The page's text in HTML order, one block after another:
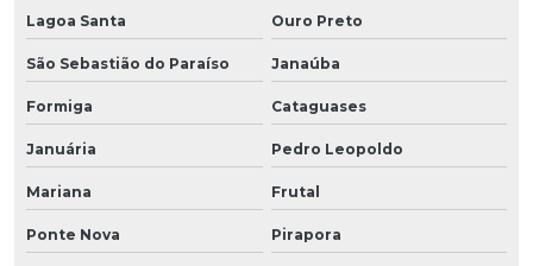
Lagoa Santa Ouro Preto
São Sebastião do Paraíso Janaúba
Formiga Cataguases
Januária Pedro Leopoldo
Mariana Frutal
Ponte Nova Pirapora